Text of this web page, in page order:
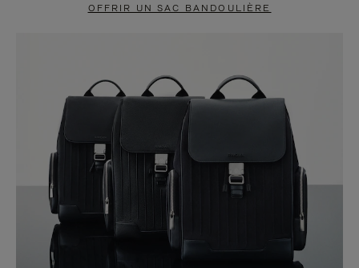
OFFRIR UN SAC BANDOULIÈRE